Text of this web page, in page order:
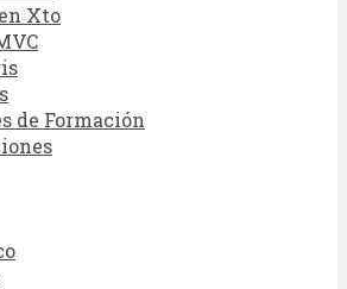
Xto
de Formación